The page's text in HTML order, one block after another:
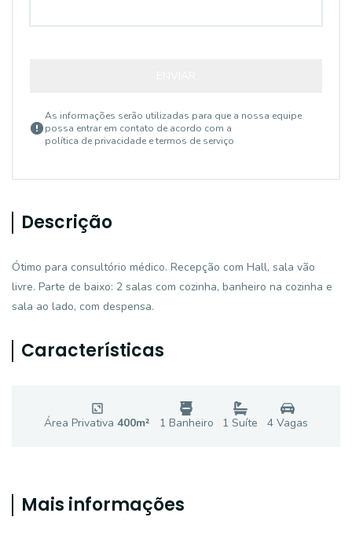
As informações serão utilizadas para que a nossa equipe
possa entrar em contato de acordo com a
política de privacidade e termos de serviço
Descrição
Ótimo para consultório médico. Recepção com Hall, sala vão
livre. Parte de baixo: 2 salas com cozinha, banheiro na cozinha e
sala ao lado, com despensa.
Características
Área Privativa400m² 1 Banheiro 1 Suíte 4Vagas
Mais informações